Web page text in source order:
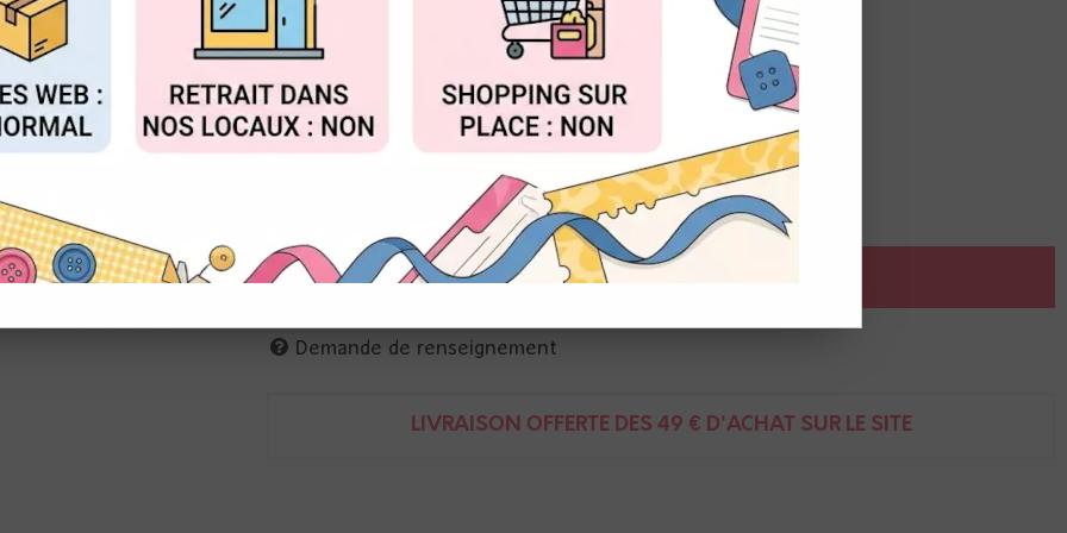
Réf. :P13-LEM-01
P13
Papier imprimé recto-verso
30 x 30 cm; 240g
Demande de renseignement
LIVRAISON OFFERTE DÈS 49 € D'ACHAT SUR LE SITE
ACCEPTER TOUT